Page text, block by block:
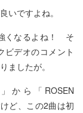
いですよね。
くなるよね！ そ
デオのコメント
したが。
から「ROSEN
ど、この2曲は初